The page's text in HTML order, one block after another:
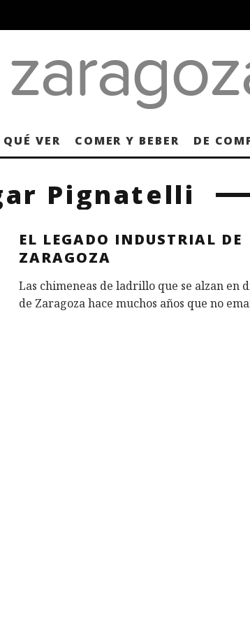
QUÉ VER COMER Y BEBER DE
Pignatelli
EL LEGADO INDUSTRIAL DE
ZARAGOZA
Las chimeneas de ladrillo que se alzan en
de Zaragoza hace muchos años que no